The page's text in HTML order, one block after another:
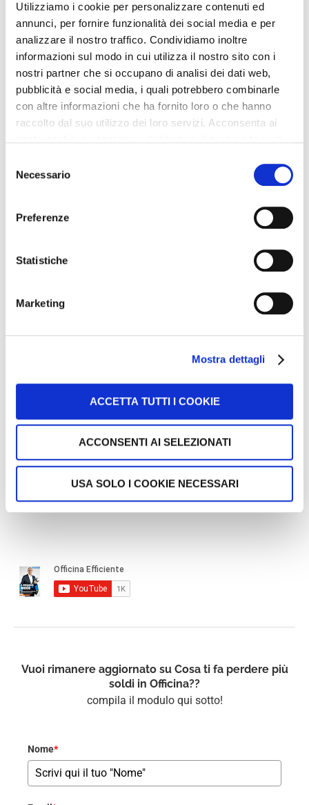
Utilizziamo i cookie per personalizzare contenuti ed
annunci, per fornire funzionalità dei social media e per
analizzare il nostro traffico. Condividiamo inoltre
informazioni sul modo in cui utilizza il nostro sito con i
nostri partner che si occupano di analisi dei dati web,
pubblicità e social media, i quali potrebbero combinarle
con altre informazioni che ha fornito loro o che hanno
raccolto dal suo utilizzo dei loro servizi. Acconsenta ai
delNecessario
Preferenze
Statistiche
Marketing
Mostra dettagli
ACCETTA TUTTI I COOKIE
ACCONSENTI AI SELEZIONATI
USA SOLO I COOKIE NECESSARI
Quante volte avresti voluto che la tua Officina fosse più
organizzata, in modo da evitarti sprechi di tempo, errori,
Ora puoi, se vuoi… ma tocca a te, clicca quie guarda cosa
vedremo durante il corso!
Riduci gli errori in Officina
Iscriviti subito per iniziare il prima possibile a riportare in
crescita gli utili della tua Officina.
Buon lavoro Meccanici!
Vuoi rimanere aggiornato su Cosa ti fa perdere più
soldi in Officina??
compila il modulo qui sotto!
Nome*